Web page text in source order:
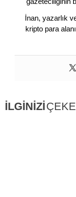
İnan, yazarlık
kripto para
İLGİNİZİ